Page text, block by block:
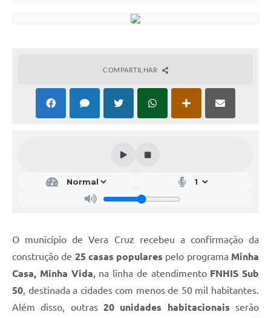
COMPARTILHAR
O município de Vera Cruz recebeu a confirmação da
construção de 25 casas populares pelo programa Minha
Casa, Minha Vida, na linha de atendimento FNHIS Sub
50, destinada a cidades com menos de 50 mil habitantes.
Além disso, outras 20 unidades habitacionais serão